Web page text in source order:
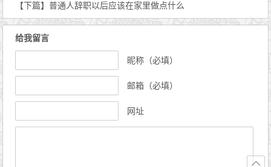
【下篇】普通人辞职以后应该在家里做点什么
给我留言
昵称（必填）
邮箱（必填）
网址